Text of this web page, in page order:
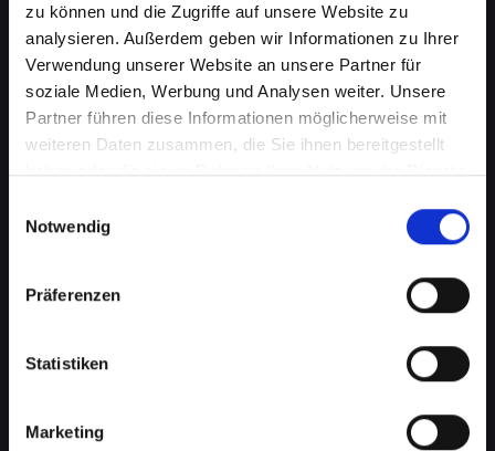
zu können und die Zugriffe auf unsere Website zu
analysieren. Außerdem geben wir Informationen zu Ihrer
Verwendung unserer Website an unsere Partner für
soziale Medien, Werbung und Analysen weiter. Unsere
Partner führen diese Informationen möglicherweise mit
weiteren Daten zusammen, die Sie ihnen bereitgestellt
haben oder die sie im Rahmen Ihrer Nutzung der Dienste
Notwendig
Präferenzen
Statistiken
Marketing
Akkuprobleme bei Ihrem
IPHONE-12 in Bad-
schallerbach? Finden Sie jetzt
Ein schlecht funktionierender Akku in Ihrem
Unabhängigkeit, wenn Sie ständig nach einer